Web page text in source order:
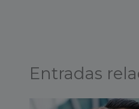
Entradas